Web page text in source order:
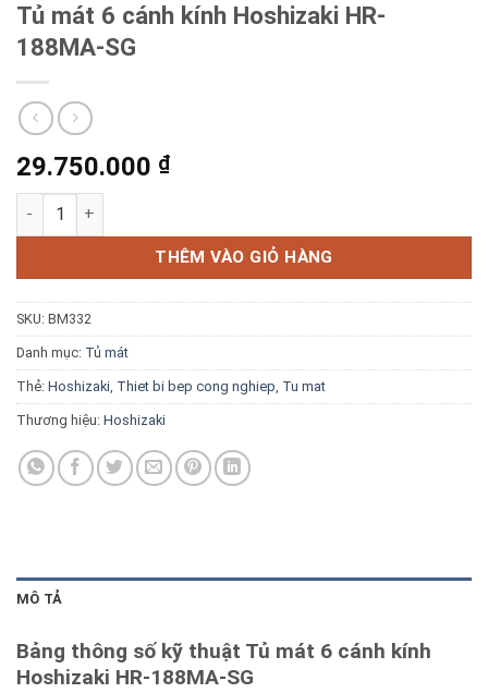
Thương hiệu
Bảng giá 2026
Ứng dụng
Blog kiến thức
Tủ mát 6 cánh kính Hoshizaki HR-
188MA-SG
29.750.000 ₫
Tủ mát 6 cánh kính Hoshizaki HR-188MA-SG số lượng
THÊM VÀO GIỎ HÀNG
SKU: BM332
Danh mục: Tủ mát
Thẻ: Hoshizaki Thiet bi bep cong nghiep Tu mat
Thương hiệu: Hoshizaki
MÔ TẢ
Bảng thông số kỹ thuật Tủ mát 6 cánh kính
Hoshizaki HR-188MA-SG